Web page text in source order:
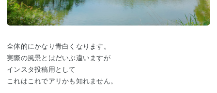
全体的にかなり青白くなります。
実際の風景とはだいぶ違いますが
インスタ投稿用として
これはこれでアリかも知れません。